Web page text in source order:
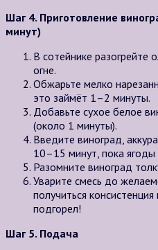
Шаг 4. Приготовление
минут)
В сотейнике разогрейте
огне.
Обжарьте мелко
это займёт 1–2 минуты.
Добавьте сухое белое
(около 1 минуты).
Введите виноград,
10–15 минут, пока ягоды
Разомните виноград
Уварите смесь до
получиться
подгорел!
Шаг 5. Подача